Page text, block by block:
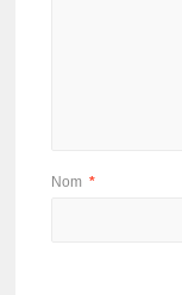
Nom *